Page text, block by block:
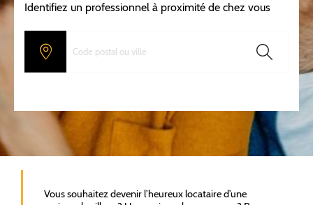
Identifiez un professionnel à proximité de chez vous
Vous souhaitez devenir l’heureux locataire d’une